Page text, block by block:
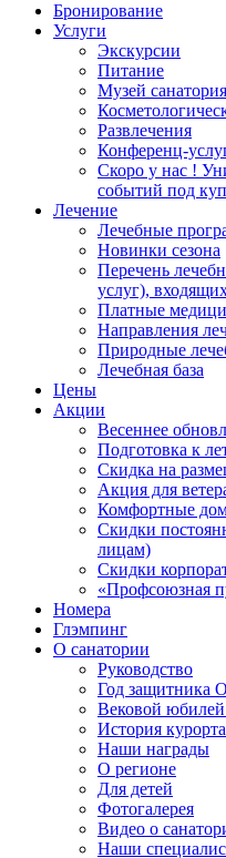
Бронирование
Услуги
Экскурсии
Питание
Музей санатория
Развлечения
Конференц-
Скоро у нас !
событий под
Лечение
Лечебные
Новинки сезона
Перечень
услуг),
Платные
Направления
Природные
Лечебная база
Цены
Акции
Весеннее
Подготовка к
Скидка на
Акция для
Комфортные
Скидки
лицам)
Скидки
«Профсоюзная
Номера
Глэмпинг
О санатории
Руководство
Год защитника
Вековой юбилей
История
Наши награды
О регионе
Для детей
Фотогалерея
Видео о
Наши